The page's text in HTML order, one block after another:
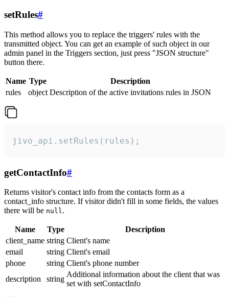
setRules#
This method allows you to replace the triggers' rules with the
transmitted object. You can get an example of such object in our
admin panel in the Triggers section, just press "JSON structure"
button there.
Name Type
Description
rules
object Description of the active invitations rules in JSON
jivo_api.setRules(rules);
getContactInfo#
Returns visitor's contact info from the contacts form as a
contact_info structure. If visitor didn't fill in some fields, the values
there will be null.
Name Type
Description
client_name string Client's name
email
string Client's email
phone
string Client's phone number
description
string
Additional information about the client that was
set with setContactInfo